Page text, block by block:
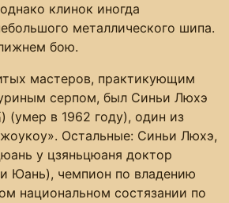
клинок иногда
металлического шипа.
бою.
мастеров, практикующим
серпом, был Синьи Люхэ
(умер в 1962 году), один из
Остальные: Синьи Люхэ,
у цзяньцюаня доктор
Юань), чемпион по владению
национальном состязании по